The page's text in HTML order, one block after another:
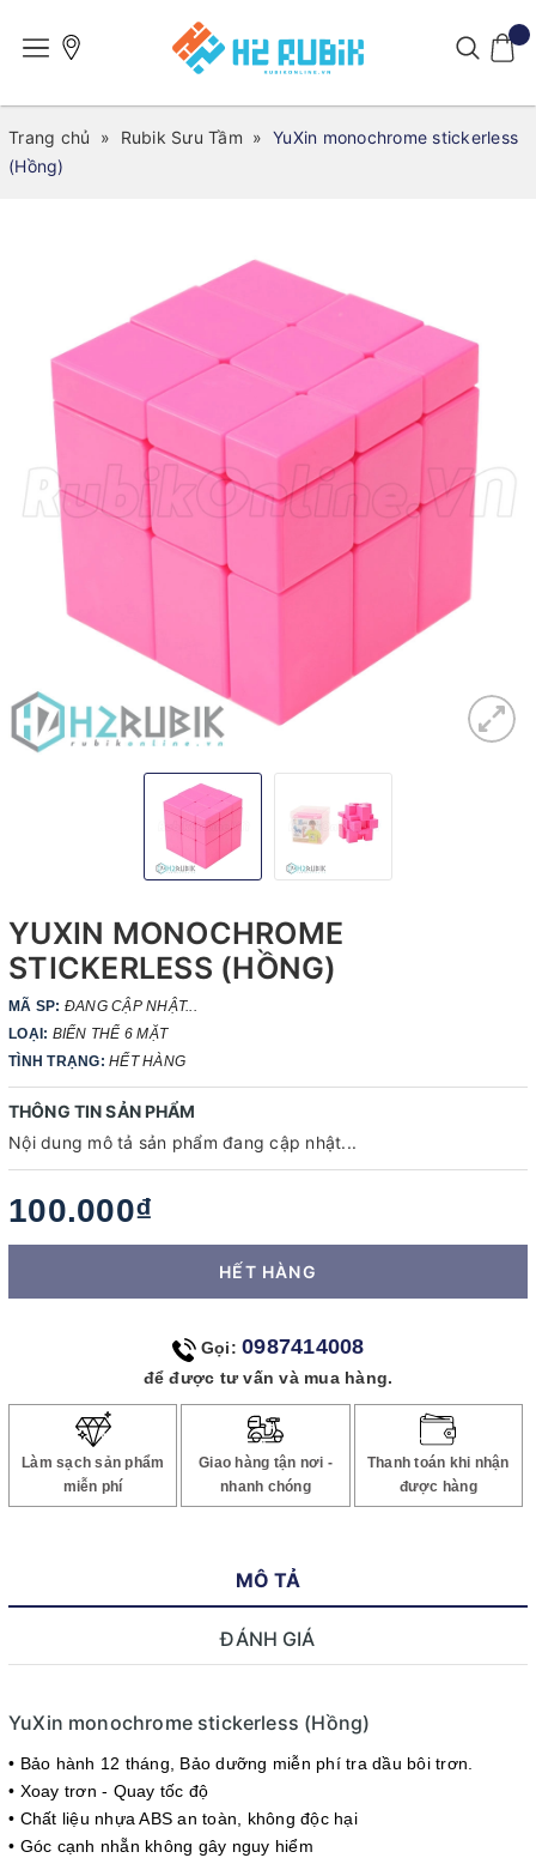
Trang chủ » Rubik Sưu Tầm » YuXin monochrome stickerless
(Hồng)
YUXIN MONOCHROME
STICKERLESS (HỒNG)
MÃ SP: ĐANG CẬP NHẬT...
LOẠI: BIẾN THỂ 6 MẶT
TÌNH TRẠNG: HẾT HÀNG
THÔNG TIN SẢN PHẨM
Nội dung mô tả sản phẩm đang cập nhật...
100.000₫
HẾT HÀNG
Gọi: 0987414008
để được tư vấn và mua hàng.
Làm sạch sản phẩm
miễn phí
Giao hàng tận nơi -
nhanh chóng
Thanh toán khi nhận
được hàng
MÔ TẢ
ĐÁNH GIÁ
YuXin monochrome stickerless (Hồng)
• Bảo hành 12 tháng, Bảo dưỡng miễn phí tra dầu bôi trơn.
• Xoay trơn - Quay tốc độ
• Chất liệu nhựa ABS an toàn, không độc hại
• Góc cạnh nhẵn không gây nguy hiểm